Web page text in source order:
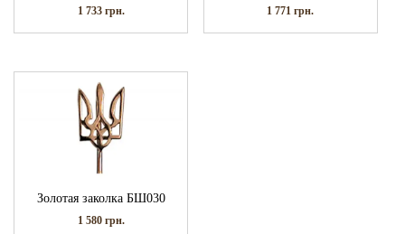
1 733 грн. 1 771грн.
Золотая заколка БШ030
1 580 грн.